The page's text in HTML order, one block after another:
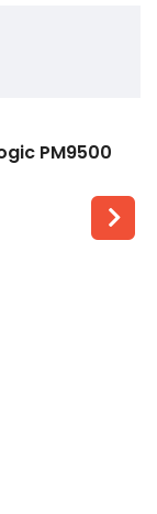
PM9500